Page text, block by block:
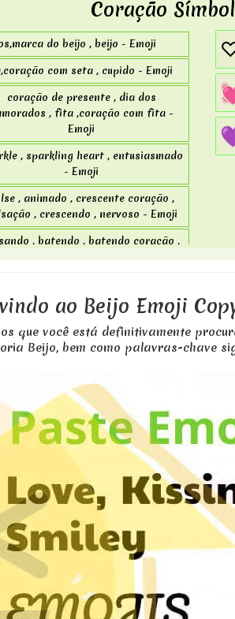
Coração
do beijo , beijo - Emoji
com seta , cupido - Emoji
coração de presente , dia dos
, fita ,coração com fita -
Emoji
, sparkling heart , entusiasmado
- Emoji
, animado , crescente coração ,
, crescendo , nervoso - Emoji
, batendo , batendo coração ,
, love - Emoji
, letter ,love letter , mail, love -
Emoji
, pontuação, marca ,coração
ornamento ponto de exclamação
- Emoji
partido , quebrado - Emoji
coração , coração negro pesado ,
coração vermelho - Emoji
laranja , laranja - Emoji
, coração amarelo - Emoji
, coração verde - Emoji
, coração azul - Emoji
ao Beijo Emoji
que você está definitivamente
Beijo, bem como palavras-chave